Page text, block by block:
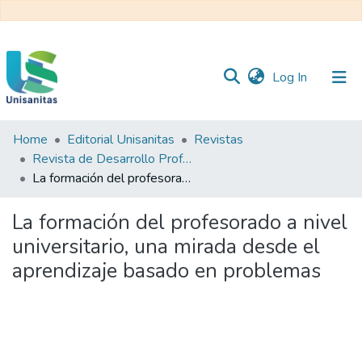
Log In (current)
Inicio
Web
Unisanitas
Web
Home Editorial Unisanitas
Revistas
Revista de Desarrollo Profesoral Universitario REDPRO
La formación del profesorado a nivel universitario, una mirada desde el aprendizaje basado en problemas
La formación del profesorado a nivel
universitario, una mirada desde el
aprendizaje basado en problemas